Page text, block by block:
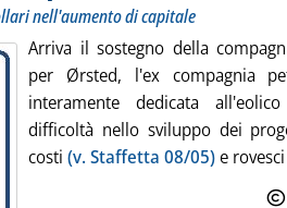
nell'aumento di capitale
Arriva il sostegno della
per Ørsted, l'ex compagnia
interamente dedicata
difficoltà nello sviluppo dei
costi (v. Staffetta 08/05)e